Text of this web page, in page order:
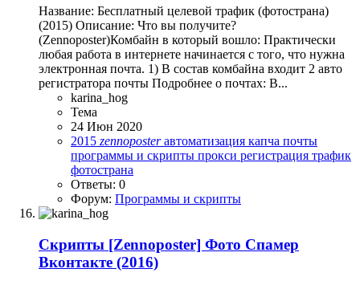
Название: Бесплатный целевой трафик (фотострана)
(2015) Описание: Что вы получите?
(Zennoposter)Комбайн в который вошло: Практически
любая работа в интернете начинается с того, что нужна
электронная почта. 1) В состав комбайна входит 2 авто
регистратора почты Подробнее о почтах: В...
karina_hog
Тема
24 Июн 2020
2015 zennoposter автоматизация капча почты
программы и скрипты прокси регистрация трафик
фотострана
Ответы: 0
Форум: Программы и скрипты
Скрипты [Zennoposter] Фото Спамер
Вконтакте (2016)